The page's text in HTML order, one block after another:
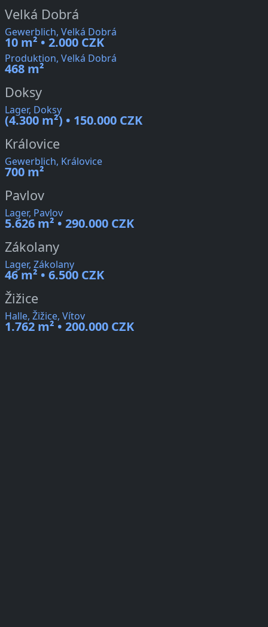
Velká Dobrá
Gewerblich, Velká Dobrá
10 m² • 2.000 CZK
Produktion, Velká Dobrá
468 m²
Doksy
Lager, Doksy
(4.300 m²) • 150.000 CZK
Královice
Gewerblich, Královice
700 m²
Pavlov
Lager, Pavlov
5.626 m² • 290.000 CZK
Zákolany
Lager, Zákolany
46 m² • 6.500 CZK
Žižice
Halle, Žižice, Vítov
1.762 m² • 200.000 CZK